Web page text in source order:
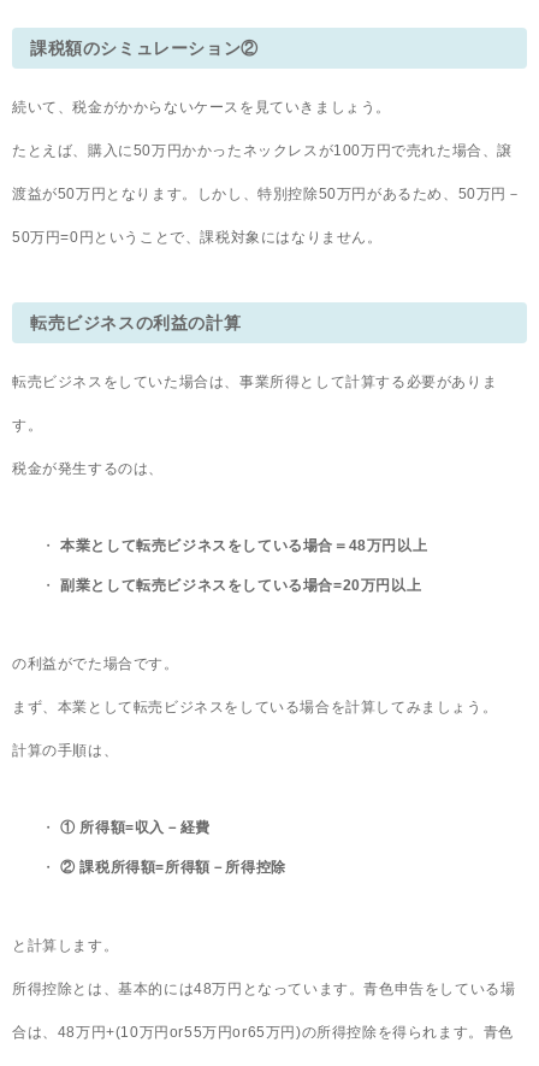
課税額のシミュレーション②
続いて、税金がかからないケースを見ていきましょう。
たとえば、購入に50万円かかったネックレスが100万円で売れた場合、譲
渡益が50万円となります。しかし、特別控除50万円があるため、50万円－
50万円=0円ということで、課税対象にはなりません。
転売ビジネスの利益の計算
転売ビジネスをしていた場合は、事業所得として計算する必要がありま
す。
税金が発生するのは、
本業として転売ビジネスをしている場合＝48万円以上
副業として転売ビジネスをしている場合=20万円以上
の利益がでた場合です。
まず、本業として転売ビジネスをしている場合を計算してみましょう。
計算の手順は、
① 所得額=収入－経費
② 課税所得額=所得額－所得控除
と計算します。
所得控除とは、基本的には48万円となっています。青色申告をしている場
合は、48万円+(10万円or55万円or65万円)の所得控除を得られます。青色